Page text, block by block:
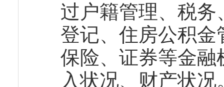
过户籍管理、税
登记、住房公积
保险、证券等金
入状况、财产状